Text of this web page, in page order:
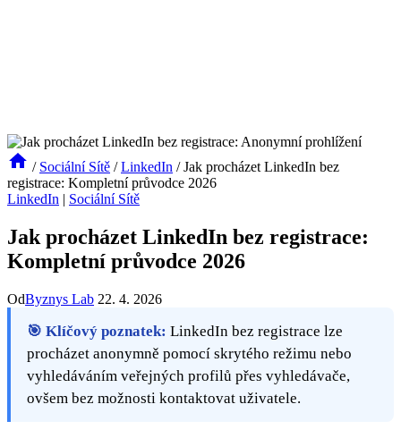
/ Sociální Sítě / LinkedIn / Jak procházet LinkedIn bez
registrace: Kompletní průvodce 2026
LinkedIn | Sociální Sítě
Jak procházet LinkedIn bez registrace:
Kompletní průvodce 2026
OdByznys Lab 22. 4. 2026
🎯 Klíčový poznatek: LinkedIn bez registrace lze
procházet anonymně pomocí skrytého režimu nebo
vyhledáváním veřejných profilů přes vyhledávače,
ovšem bez možnosti kontaktovat uživatele.